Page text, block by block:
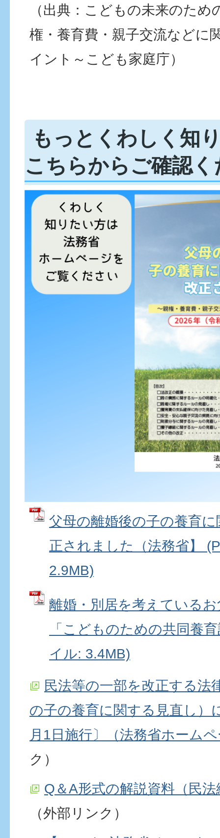
（出典：こどもの未来のた
権・養育費・親子交流などに
イント～こども家庭庁）
もっとくわしく知
こちらからご確認
父母の離婚後の子の養育
正されました（法務省】
2.9MB)
離婚・別居を考えている
「こどものための共同養
イル: 3.4MB)
民法等の一部を改正する法
の子の養育に関する見直し）
月1日施行〕（法務省ホーム
ク）
Q＆A形式の解説資料（民
（外部リンク）